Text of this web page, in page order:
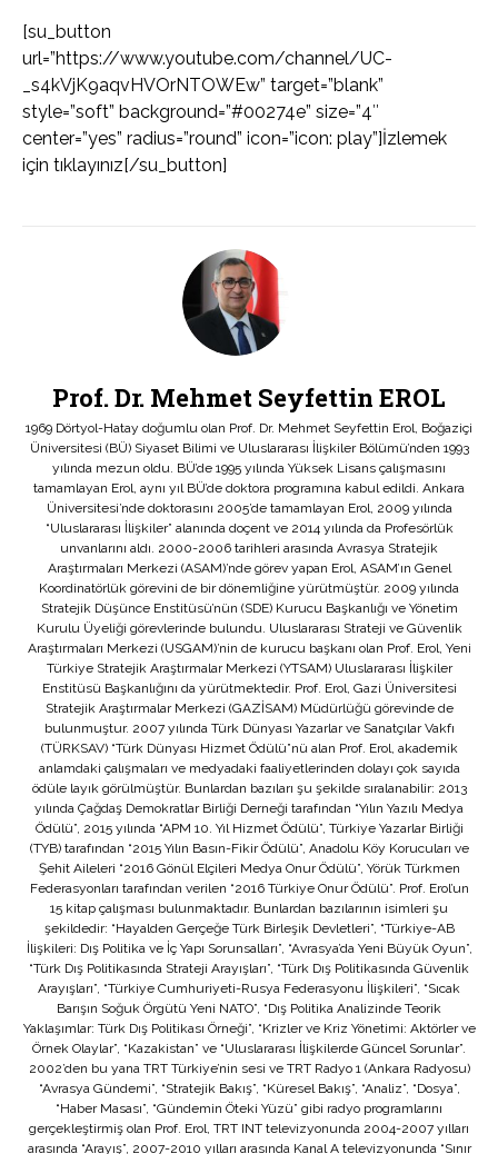
[su_button
url=”https://www.youtube.com/channel/UC-
_s4kVjK9aqvHVOrNTOWEw” target=”blank”
style=”soft” background=”#00274e” size=”4″
center=”yes” radius=”round” icon=”icon: play”]İzlemek
için tıklayınız[/su_button]
Prof. Dr. Mehmet Seyfettin EROL
1969 Dörtyol-Hatay doğumlu olan Prof. Dr. Mehmet Seyfettin Erol, Boğaziçi
Üniversitesi (BÜ) Siyaset Bilimi ve Uluslararası İlişkiler Bölümü’nden 1993
yılında mezun oldu. BÜ’de 1995 yılında Yüksek Lisans çalışmasını
tamamlayan Erol, aynı yıl BÜ’de doktora programına kabul edildi. Ankara
Üniversitesi’nde doktorasını 2005’de tamamlayan Erol, 2009 yılında
“Uluslararası İlişkiler” alanında doçent ve 2014 yılında da Profesörlük
unvanlarını aldı. 2000-2006 tarihleri arasında Avrasya Stratejik
Araştırmaları Merkezi (ASAM)’nde görev yapan Erol, ASAM’ın Genel
Koordinatörlük görevini de bir dönemliğine yürütmüştür. 2009 yılında
Stratejik Düşünce Enstitüsü’nün (SDE) Kurucu Başkanlığı ve Yönetim
Kurulu Üyeliği görevlerinde bulundu. Uluslararası Strateji ve Güvenlik
Araştırmaları Merkezi (USGAM)’nin de kurucu başkanı olan Prof. Erol, Yeni
Türkiye Stratejik Araştırmalar Merkezi (YTSAM) Uluslararası İlişkiler
Enstitüsü Başkanlığını da yürütmektedir. Prof. Erol, Gazi Üniversitesi
Stratejik Araştırmalar Merkezi (GAZİSAM) Müdürlüğü görevinde de
bulunmuştur. 2007 yılında Türk Dünyası Yazarlar ve Sanatçılar Vakfı
(TÜRKSAV) “Türk Dünyası Hizmet Ödülü”nü alan Prof. Erol, akademik
anlamdaki çalışmaları ve medyadaki faaliyetlerinden dolayı çok sayıda
ödüle layık görülmüştür. Bunlardan bazıları şu şekilde sıralanabilir: 2013
yılında Çağdaş Demokratlar Birliği Derneği tarafından “Yılın Yazılı Medya
Ödülü”, 2015 yılında “APM 10. Yıl Hizmet Ödülü”, Türkiye Yazarlar Birliği
(TYB) tarafından “2015 Yılın Basın-Fikir Ödülü”, Anadolu Köy Korucuları ve
Şehit Aileleri “2016 Gönül Elçileri Medya Onur Ödülü”, Yörük Türkmen
Federasyonları tarafından verilen “2016 Türkiye Onur Ödülü”. Prof. Erol’un
15 kitap çalışması bulunmaktadır. Bunlardan bazılarının isimleri şu
şekildedir: “Hayalden Gerçeğe Türk Birleşik Devletleri”, “Türkiye-AB
İlişkileri: Dış Politika ve İç Yapı Sorunsalları”, “Avrasya’da Yeni Büyük Oyun”,
“Türk Dış Politikasında Strateji Arayışları”, “Türk Dış Politikasında Güvenlik
Arayışları”, “Türkiye Cumhuriyeti-Rusya Federasyonu İlişkileri”, “Sıcak
Barışın Soğuk Örgütü Yeni NATO”, “Dış Politika Analizinde Teorik
Yaklaşımlar: Türk Dış Politikası Örneği”, “Krizler ve Kriz Yönetimi: Aktörler ve
Örnek Olaylar”, “Kazakistan” ve “Uluslararası İlişkilerde Güncel Sorunlar”.
2002’den bu yana TRT Türkiye’nin sesi ve TRT Radyo 1 (Ankara Radyosu)
“Avrasya Gündemi”, “Stratejik Bakış”, “Küresel Bakış”, “Analiz”, “Dosya”,
“Haber Masası”, “Gündemin Öteki Yüzü” gibi radyo programlarını
gerçekleştirmiş olan Prof. Erol, TRT INT televizyonunda 2004-2007 yılları
arasında “Arayış”, 2007-2010 yılları arasında Kanal A televizyonunda “Sınır